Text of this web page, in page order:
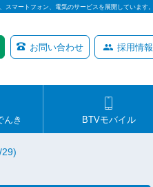
マートフォン、電気のサービスを展開しています。
お問い合わせ 採用情報
んき BTVモバイル
29)